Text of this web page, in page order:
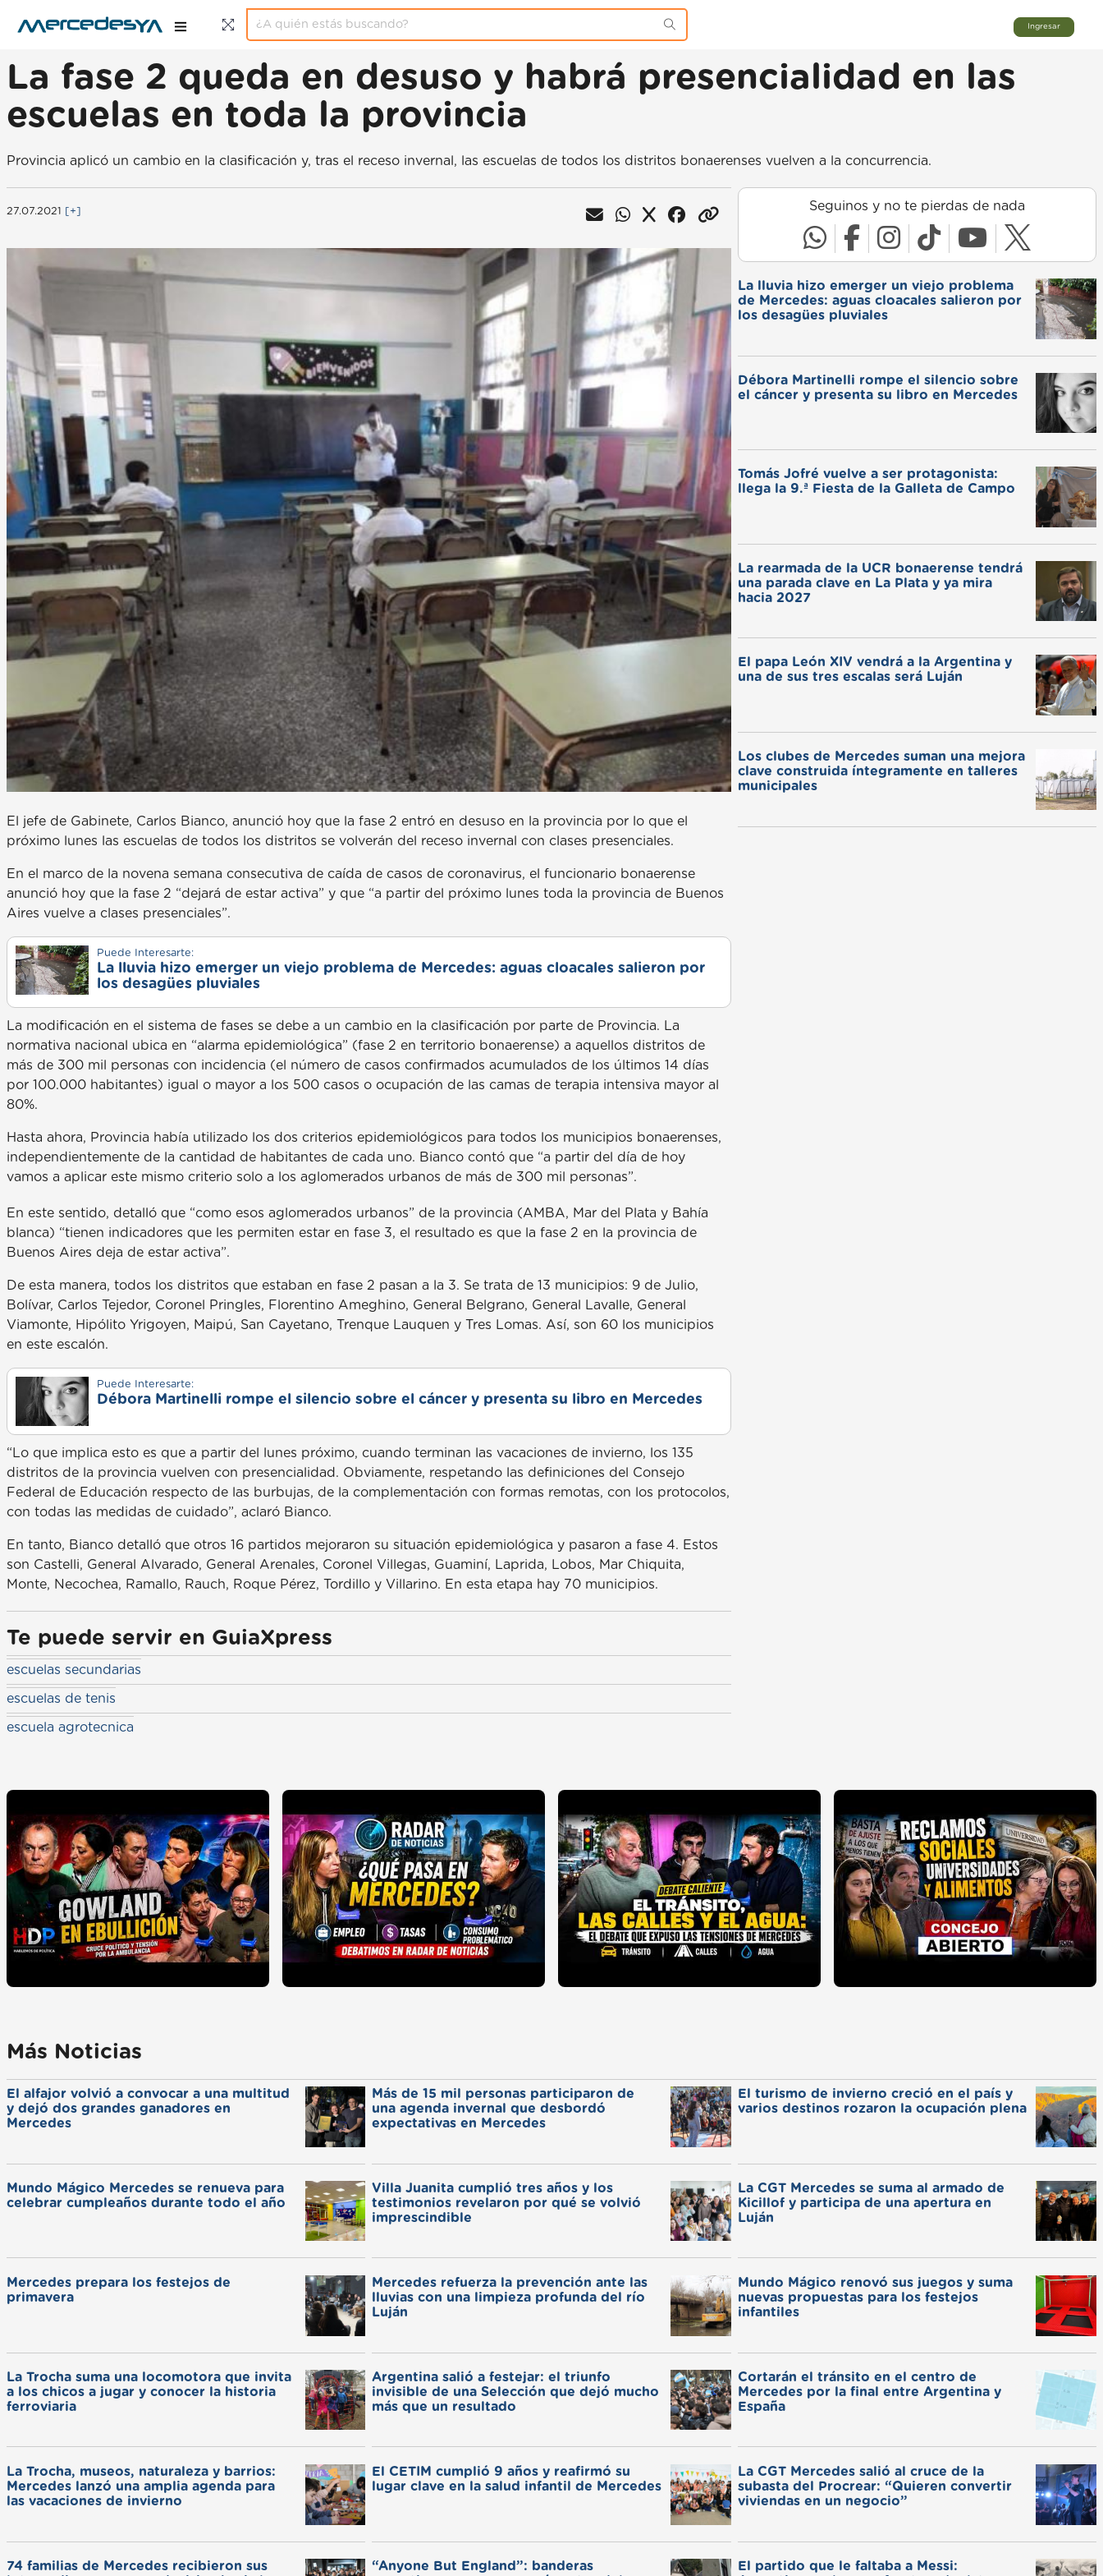
Ingresar
La fase 2 queda en desuso y habrá presencialidad en las
escuelas en toda la provincia
Provincia aplicó un cambio en la clasificación y, tras el receso invernal, las escuelas de todos los distritos bonaerenses vuelven a la concurrencia.
27.07.2021 [+]
El jefe de Gabinete, Carlos Bianco, anunció hoy que la fase 2 entró en desuso en la provincia por lo que el
próximo lunes las escuelas de todos los distritos se volverán del receso invernal con clases presenciales.
En el marco de la novena semana consecutiva de caída de casos de coronavirus, el funcionario bonaerense
anunció hoy que la fase 2 “dejará de estar activa” y que “a partir del próximo lunes toda la provincia de Buenos
Aires vuelve a clases presenciales”.
Puede Interesarte:
La lluvia hizo emerger un viejo problema de Mercedes: aguas cloacales salieron por
los desagües pluviales
La modificación en el sistema de fases se debe a un cambio en la clasificación por parte de Provincia. La
normativa nacional ubica en “alarma epidemiológica” (fase 2 en territorio bonaerense) a aquellos distritos de
más de 300 mil personas con incidencia (el número de casos confirmados acumulados de los últimos 14 días
por 100.000 habitantes) igual o mayor a los 500 casos o ocupación de las camas de terapia intensiva mayor al
80%.
Hasta ahora, Provincia había utilizado los dos criterios epidemiológicos para todos los municipios bonaerenses,
independientemente de la cantidad de habitantes de cada uno. Bianco contó que “a partir del día de hoy
vamos a aplicar este mismo criterio solo a los aglomerados urbanos de más de 300 mil personas”.
En este sentido, detalló que “como esos aglomerados urbanos” de la provincia (AMBA, Mar del Plata y Bahía
blanca) “tienen indicadores que les permiten estar en fase 3, el resultado es que la fase 2 en la provincia de
Buenos Aires deja de estar activa”.
De esta manera, todos los distritos que estaban en fase 2 pasan a la 3. Se trata de 13 municipios: 9 de Julio,
Bolívar, Carlos Tejedor, Coronel Pringles, Florentino Ameghino, General Belgrano, General Lavalle, General
Viamonte, Hipólito Yrigoyen, Maipú, San Cayetano, Trenque Lauquen y Tres Lomas. Así, son 60 los municipios
en este escalón.
Puede Interesarte:
Débora Martinelli rompe el silencio sobre el cáncer y presenta su libro en Mercedes
“Lo que implica esto es que a partir del lunes próximo, cuando terminan las vacaciones de invierno, los 135
distritos de la provincia vuelven con presencialidad. Obviamente, respetando las definiciones del Consejo
Federal de Educación respecto de las burbujas, de la complementación con formas remotas, con los protocolos,
con todas las medidas de cuidado”, aclaró Bianco.
En tanto, Bianco detalló que otros 16 partidos mejoraron su situación epidemiológica y pasaron a fase 4. Estos
son Castelli, General Alvarado, General Arenales, Coronel Villegas, Guaminí, Laprida, Lobos, Mar Chiquita,
Monte, Necochea, Ramallo, Rauch, Roque Pérez, Tordillo y Villarino. En esta etapa hay 70 municipios.
Te puede servir en GuiaXpress
escuelas secundarias
escuelas de tenis
escuela agrotecnica
Seguinos y no te pierdas de nada
La lluvia hizo emerger un viejo problema
de Mercedes: aguas cloacales salieron por
los desagües pluviales
Débora Martinelli rompe el silencio sobre
el cáncer y presenta su libro en Mercedes
Tomás Jofré vuelve a ser protagonista:
llega la 9.ª Fiesta de la Galleta de Campo
La rearmada de la UCR bonaerense tendrá
una parada clave en La Plata y ya mira
hacia 2027
El papa León XIV vendrá a la Argentina y
una de sus tres escalas será Luján
Los clubes de Mercedes suman una mejora
clave construida íntegramente en talleres
municipales
Más Noticias
El alfajor volvió a convocar a una multitud
y dejó dos grandes ganadores en
Mercedes
Más de 15 mil personas participaron de
una agenda invernal que desbordó
expectativas en Mercedes
El turismo de invierno creció en el país y
varios destinos rozaron la ocupación plena
Mundo Mágico Mercedes se renueva para
celebrar cumpleaños durante todo el año
Villa Juanita cumplió tres años y los
testimonios revelaron por qué se volvió
imprescindible
La CGT Mercedes se suma al armado de
Kicillof y participa de una apertura en
Luján
Mercedes prepara los festejos de
primavera
Mercedes refuerza la prevención ante las
lluvias con una limpieza profunda del río
Luján
Mundo Mágico renovó sus juegos y suma
nuevas propuestas para los festejos
infantiles
La Trocha suma una locomotora que invita
a los chicos a jugar y conocer la historia
ferroviaria
Argentina salió a festejar: el triunfo
invisible de una Selección que dejó mucho
más que un resultado
Cortarán el tránsito en el centro de
Mercedes por la final entre Argentina y
España
La Trocha, museos, naturaleza y barrios:
Mercedes lanzó una amplia agenda para
las vacaciones de invierno
El CETIM cumplió 9 años y reafirmó su
lugar clave en la salud infantil de Mercedes
La CGT Mercedes salió al cruce de la
subasta del Procrear: “Quieren convertir
viviendas en un negocio”
74 familias de Mercedes recibieron sus
“Anyone But England”: banderas
El partido que le faltaba a Messi: